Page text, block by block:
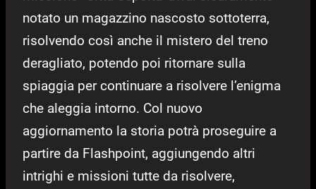
notato un magazzino nascosto sottoterra,
risolvendo così anche il mistero del treno
deragliato, potendo poi ritornare sulla
spiaggia per continuare a risolvere l’enigma
che aleggia intorno. Col nuovo
aggiornamento la storia potrà proseguire a
partire da Flashpoint, aggiungendo altri
intrighi e missioni tutte da risolvere,